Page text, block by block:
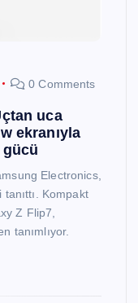
0 Comments
uca
ekranıyla
Electronics,
Kompakt
Z Flip7,
tanımlıyor.